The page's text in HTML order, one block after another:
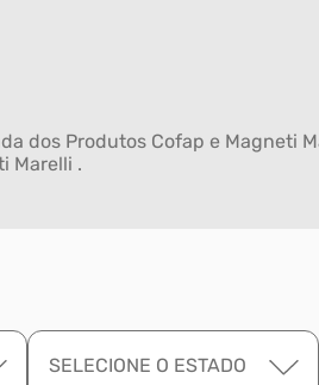
dos Produtos Cofap e Magneti
Marelli .
SELECIONE O ESTADO